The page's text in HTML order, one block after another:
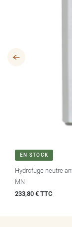
EN STOCK
Hydrofuge neutre
MN
Prix
233,80 € TTC